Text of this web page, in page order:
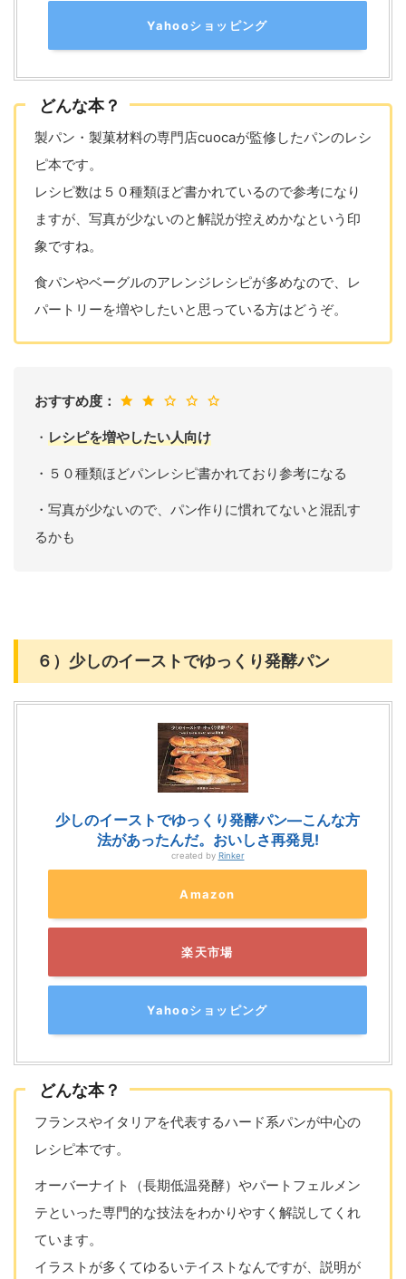
Yahooショッピング
どんな本？
製パン・製菓材料の専門店cuocaが監修したパンのレシ
ピ本です。
レシピ数は５０種類ほど書かれているので参考になり
ますが、写真が少ないのと解説が控えめかなという印
象ですね。
食パンやベーグルのアレンジレシピが多めなので、レ
パートリーを増やしたいと思っている方はどうぞ。
おすすめ度：
・ レシピを増やしたい人向け
・５０種類ほどパンレシピ書かれており参考になる
・写真が少ないので、パン作りに慣れてないと混乱す
るかも
６）少しのイーストでゆっくり発酵パン
少しのイーストでゆっくり発酵パン—こんな方
法があったんだ。おいしさ再発見!
created by Rinker
Amazon
楽天市場
Yahooショッピング
どんな本？
フランスやイタリアを代表するハード系パンが中心の
レシピ本です。
オーバーナイト（長期低温発酵）やパートフェルメン
テといった専門的な技法をわかりやすく解説してくれ
ています。
イラストが多くてゆるいテイストなんですが、説明が